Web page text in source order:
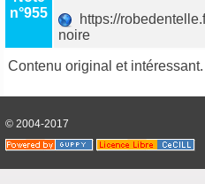
n°955
https://
noire
Contenu original et intéressant.
© 2004-2017